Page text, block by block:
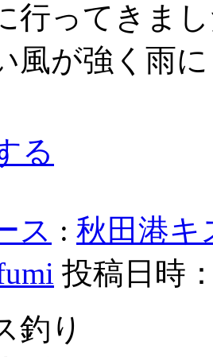
行ってきま
風が強く雨
る
ス : 秋田港
投稿日時
釣り